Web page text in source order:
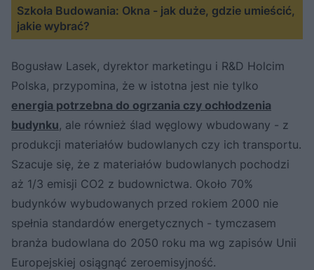
Szkoła Budowania: Okna - jak duże, gdzie umieścić,
jakie wybrać?
Bogusław Lasek, dyrektor marketingu i R&D Holcim
Polska, przypomina, że w istotna jest nie tylko
energia potrzebna do ogrzania czy ochłodzenia
budynku, ale również ślad węglowy wbudowany - z
produkcji materiałów budowlanych czy ich transportu.
Szacuje się, że z materiałów budowlanych pochodzi
aż 1/3 emisji CO2 z budownictwa. Około 70%
budynków wybudowanych przed rokiem 2000 nie
spełnia standardów energetycznych - tymczasem
branża budowlana do 2050 roku ma wg zapisów Unii
Europejskiej osiągnąć zeroemisyjność.